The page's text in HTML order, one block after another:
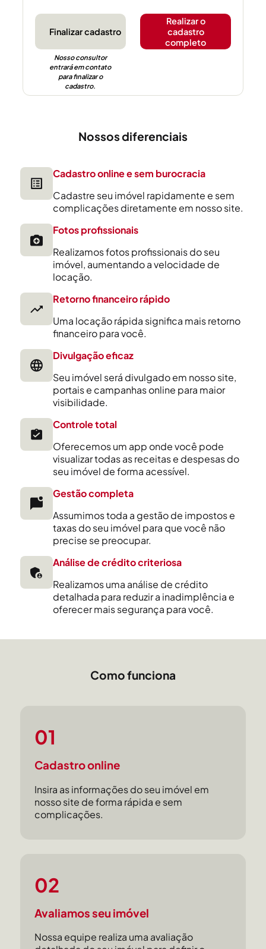
Nosso consultor
entrará em contato
para finalizar o
cadastro.
Realizar o
cadastro
completo
Nossos diferenciais
Cadastro online e sem burocracia
Cadastre seu imóvel rapidamente e sem
complicações diretamente em nosso site.
Fotos profissionais
Realizamos fotos profissionais do seu
imóvel, aumentando a velocidade de
locação.
Retorno financeiro rápido
Uma locação rápida significa mais retorno
financeiro para você.
Divulgação eficaz
Seu imóvel será divulgado em nosso site,
portais e campanhas online para maior
visibilidade.
Controle total
Oferecemos um app onde você pode
visualizar todas as receitas e despesas do
seu imóvel de forma acessível.
Gestão completa
Assumimos toda a gestão de impostos e
taxas do seu imóvel para que você não
precise se preocupar.
Análise de crédito criteriosa
Realizamos uma análise de crédito
detalhada para reduzir a inadimplência e
oferecer mais segurança para você.
Como funciona
01
Cadastro online
Insira as informações do seu imóvel em
nosso site de forma rápida e sem
complicações.
02
Avaliamos seu imóvel
Nossa equipe realiza uma avaliação